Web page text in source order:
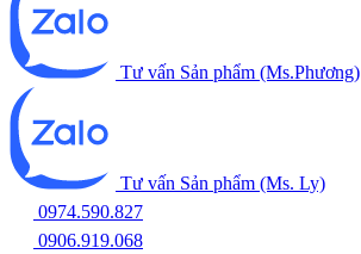
Tư vấn Sản phẩm (Ms.Phương)
Tư vấn Sản phẩm (Ms. Ly)
0974.590.827
0906.919.068